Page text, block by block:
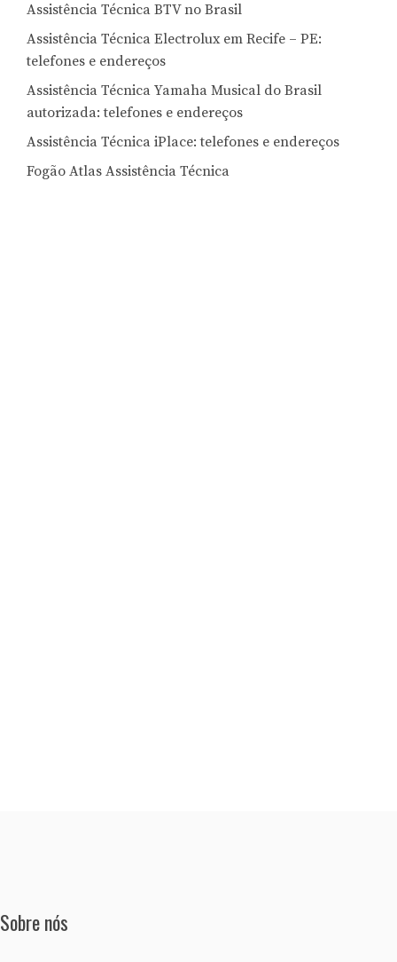
Assistência Técnica BTV no Brasil
Assistência Técnica Electrolux em Recife – PE:
telefones e endereços
Assistência Técnica Yamaha Musical do Brasil
autorizada: telefones e endereços
Assistência Técnica iPlace: telefones e endereços
Fogão Atlas Assistência Técnica
Sobre nós